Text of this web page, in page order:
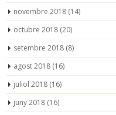
novembre 2018 (14)
octubre 2018 (20)
setembre 2018 (8)
agost 2018 (16)
juliol 2018 (16)
juny 2018 (16)